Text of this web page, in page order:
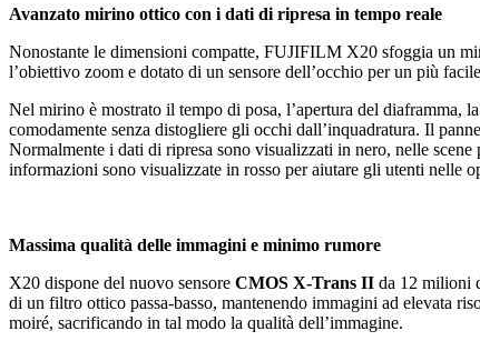
Avanzato mirino ottico con i dati di ripresa in tempo reale
Nonostante le dimensioni compatte, FUJIFILM X20 sfoggia un
l’obiettivo zoom e dotato di un sensore dell’occhio per un più
Nel mirino è mostrato il tempo di posa, l’apertura del diaframma,
comodamente senza distogliere gli occhi dall’inquadratura. Il
Normalmente i dati di ripresa sono visualizzati in nero, nelle
informazioni sono visualizzate in rosso per aiutare gli utenti nelle
Massima qualità delle immagini e minimo rumore
X20 dispone del nuovo sensore CMOS X-Trans II da 12 milioni
di un filtro ottico passa-basso, mantenendo immagini ad elevata
moiré, sacrificando in tal modo la qualità dell’immagine.